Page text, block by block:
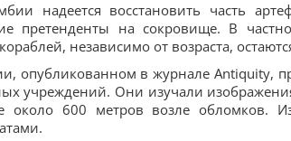
надеется восстановить часть
претенденты на сокровище. В
независимо от возраста,
опубликованном в журнале Antiquity,
учреждений. Они изучали
около 600 метров возле обломков.